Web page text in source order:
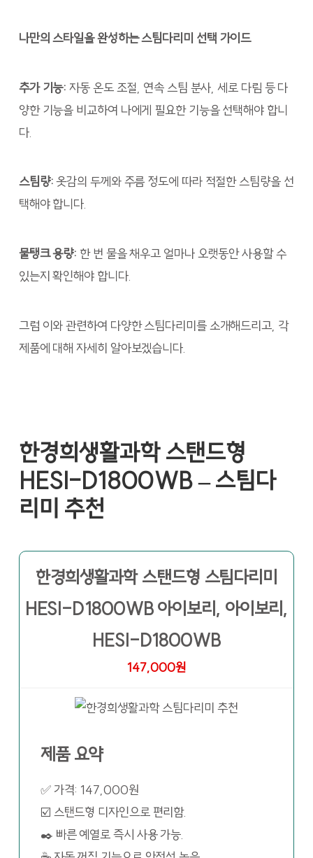
나만의 스타일을 완성하는 스팀다리미 선택 가이드
추가 기능: 자동 온도 조절, 연속 스팀 분사, 세로 다림 등 다
양한 기능을 비교하여 나에게 필요한 기능을 선택해야 합니
다.
스팀량:옷감의 두께와 주름 정도에 따라 적절한 스팀량을 선
택해야 합니다.
물탱크 용량: 한 번 물을 채우고 얼마나 오랫동안 사용할 수
있는지 확인해야 합니다.
그럼 이와 관련하여 다양한 스팀다리미를 소개해드리고, 각
제품에 대해 자세히 알아보겠습니다.
한경희생활과학 스탠드형
HESI-D1800WB – 스팀다
리미 추천
한경희생활과학 스탠드형 스팀다리미
HESI-D1800WB 아이보리, 아이보리,
HESI-D1800WB
147,000원
제품 요약
✅ 가격: 147,000원
☑️ 스탠드형 디자인으로 편리함.
✒️ 빠른 예열로 즉시 사용 가능.